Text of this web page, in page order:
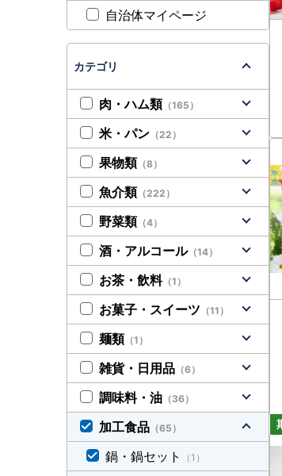
自治体マイページ
カテゴリ
肉・ハム類 （165）
米・パン （22）
果物類 （8）
魚介類 （222）
野菜類 （4）
酒・アルコール（14）
お茶・飲料（1）
お菓子・スイーツ （11）
麺類 （1）
雑貨・日用品 （6）
調味料・油 （36）
加工食品 （65）
鍋・鍋セット （1）